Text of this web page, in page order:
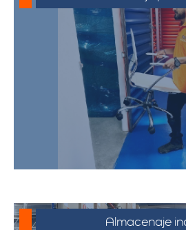
Soluciones de
empresarial que
mobiliario de oficina,
equipos. Nuestras
diseñadas para
necesidades de su
proporcionando un
eficiente.
Almacenaje